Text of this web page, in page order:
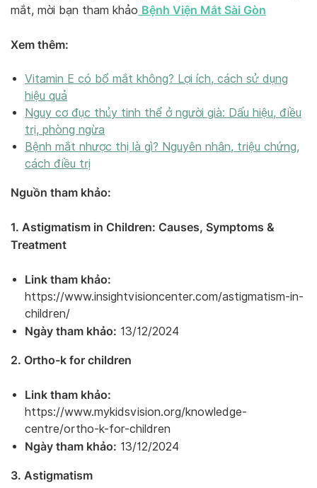
mắt, mời bạn tham khảo Bệnh Viện Mắt Sài Gòn
Xem thêm:
Vitamin E có bổ mắt không? Lợi ích, cách sử dụng
hiệu quả
Nguy cơ đục thủy tinh thể ở người già: Dấu hiệu, điều
trị, phòng ngừa
Bệnh mắt nhược thị là gì? Nguyên nhân, triệu chứng,
cách điều trị
Nguồn tham khảo:
1. Astigmatism in Children: Causes, Symptoms &
Treatment
Link tham khảo:
https://www.insightvisioncenter.com/astigmatism-in-
children/
Ngày tham khảo: 13/12/2024
2. Ortho-k for children
Link tham khảo:
https://www.mykidsvision.org/knowledge-
centre/ortho-k-for-children
Ngày tham khảo: 13/12/2024
3. Astigmatism